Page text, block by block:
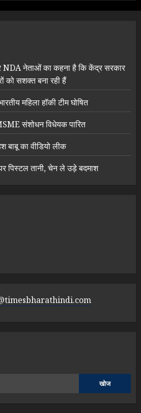
NDA नेताओं का कहना है कि केंद्र सरकार
को सशक्त बना रही हैं
महिला हॉकी टीम घोषित
संशोधन विधेयक पारित
बाबू का वीडियो लीक
पिस्टल तानी, चेन ले उड़े बदमाश
खोज